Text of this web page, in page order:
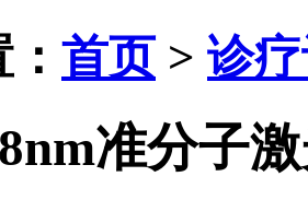
首页> 诊
准分子